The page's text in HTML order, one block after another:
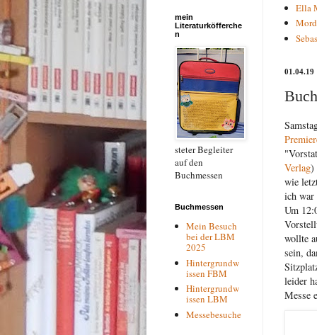
Ella
01.04.19
Verlag)
wie
ich war
Um
wollte
sein,
leider
Messe
mein
Literaturköfferche
n
steter Begleiter
auf den
Buchmessen
Buchmessen
Mein Besuch
bei der LBM
2025
Hintergrundw
issen FBM
Hintergrundw
issen LBM
Messebesuche